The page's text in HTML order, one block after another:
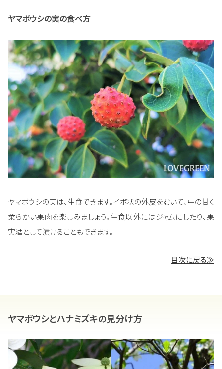
ヤマボウシの実の食べ方
ヤマボウシの実は、生食できます。イボ状の外皮をむいて、中の甘く
柔らかい果肉を楽しみましょう。生食以外にはジャムにしたり、果
実酒として漬けることもできます。
目次に戻る≫
ヤマボウシとハナミズキの見分け方